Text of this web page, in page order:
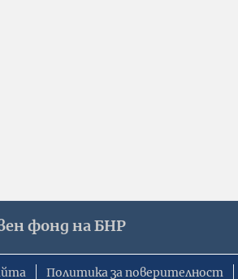
фонд на БНР
Политика за поверителност